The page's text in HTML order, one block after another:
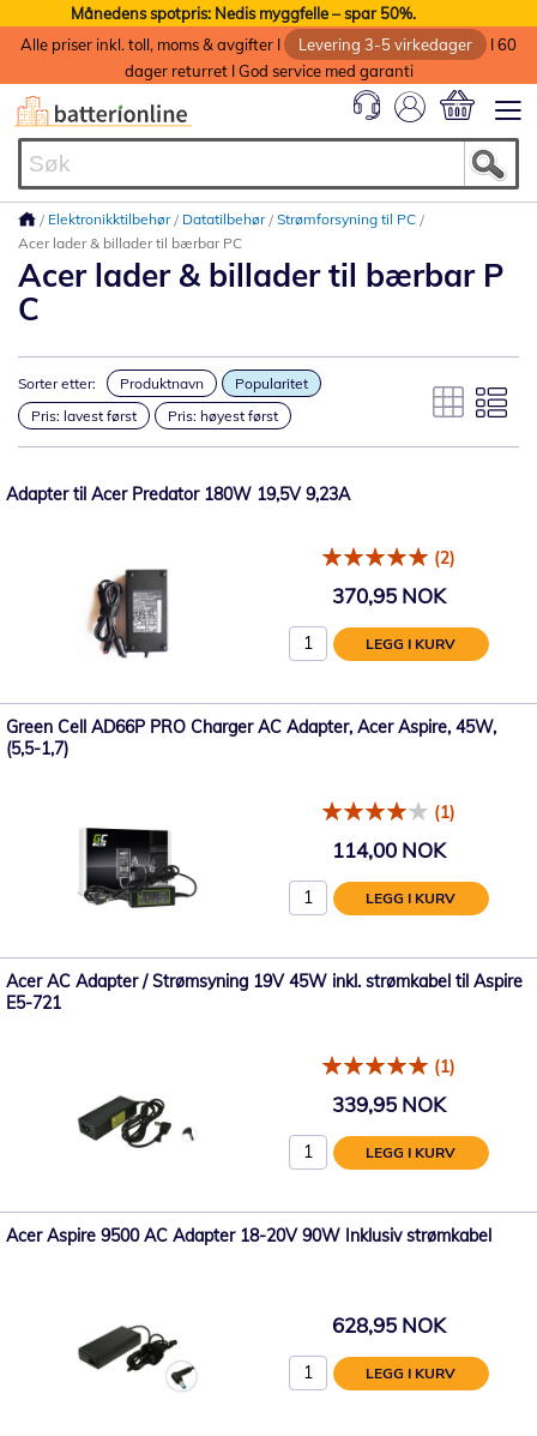
Månedens spotpris: Nedis myggfelle – spar 50%.
Alle priser inkl. toll, moms & avgifter I
Levering 3-5 virkedager
I 60
dager returret I God service med garanti
Elektronikktilbehør Datatilbehør Strømforsyning til PC
Acer lader & billader til bærbar PC
Acer lader & billader til bærbar P
C
Sorter etter: Produktnavn
Popularitet
Pris: lavest først
Pris: høyest først
Adapter til Acer Predator 180W 19,5V 9,23A
(2)
370,95 NOK
LEGG I KURV
Green Cell AD66P PRO Charger AC Adapter, Acer Aspire, 45W,
(5,5-1,7)
(1)
114,00 NOK
LEGG I KURV
Acer AC Adapter / Strømsyning 19V 45W inkl. strømkabel til Aspire
E5-721
(1)
339,95 NOK
LEGG I KURV
Acer Aspire 9500 AC Adapter 18-20V 90W Inklusiv strømkabel
628,95 NOK
LEGG I KURV